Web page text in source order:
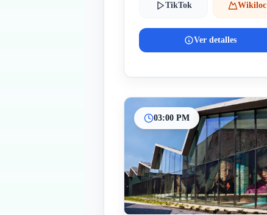
TikTok Wikiloc
Ver detalles
03:00 PM